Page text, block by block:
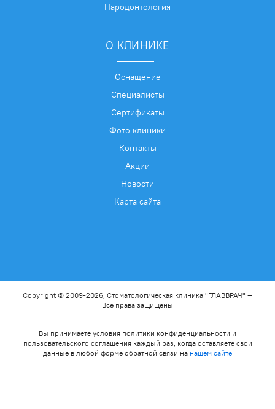
Пародонтология
О КЛИНИКЕ
Оснащение
Специалисты
Сертификаты
Фото клиники
Контакты
Акции
Новости
Карта сайта
Copyright © 2009-2026, Стоматологическая клиника "ГЛАВВРАЧ" —
Все права защищены
Вы принимаете условия политики конфиденциальности и
пользовательского соглашения каждый раз, когда оставляете свои
данные в любой форме обратной связи на нашем сайте